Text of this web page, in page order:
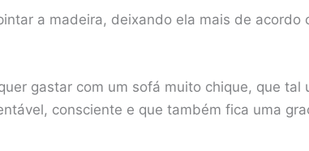
a madeira, deixando ela mais de acordo
gastar com um sofá muito chique, que tal
consciente e que também fica uma